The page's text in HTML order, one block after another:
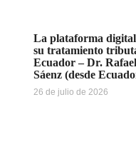
La plataforma
su tratamiento
Ecuador – Dr.
Sáenz (desde
26 de julio de 2026